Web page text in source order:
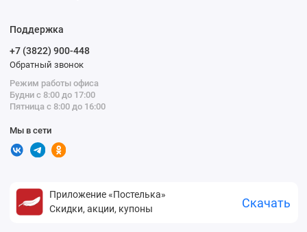
Поддержка
+7 (3822) 900-448
Обратный звонок
Режим работы офиса
Будни с 8:00 до 17:00
Пятница с 8:00 до 16:00
Мы в сети
Приложение «Постелька»
Скидки, акции, купоны
Скачать